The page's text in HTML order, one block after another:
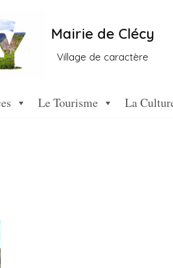
Mairie de Clécy
Village de caractère
Le Tourisme La